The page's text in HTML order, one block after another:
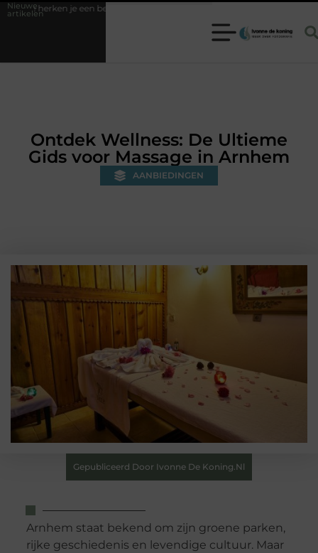
Nieuwe
artikelen slotenmaker in Baarn en voorkom je onnodige kosten?
Ontdek Wellness: De Ultieme
Gids voor Massage in Arnhem
AANBIEDINGEN
Gepubliceerd Door Ivonne De Koning.nl
Arnhem staat bekend om zijn groene parken,
rijke geschiedenis en levendige cultuur. Maar